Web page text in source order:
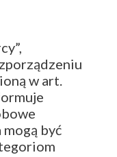
w art.
być